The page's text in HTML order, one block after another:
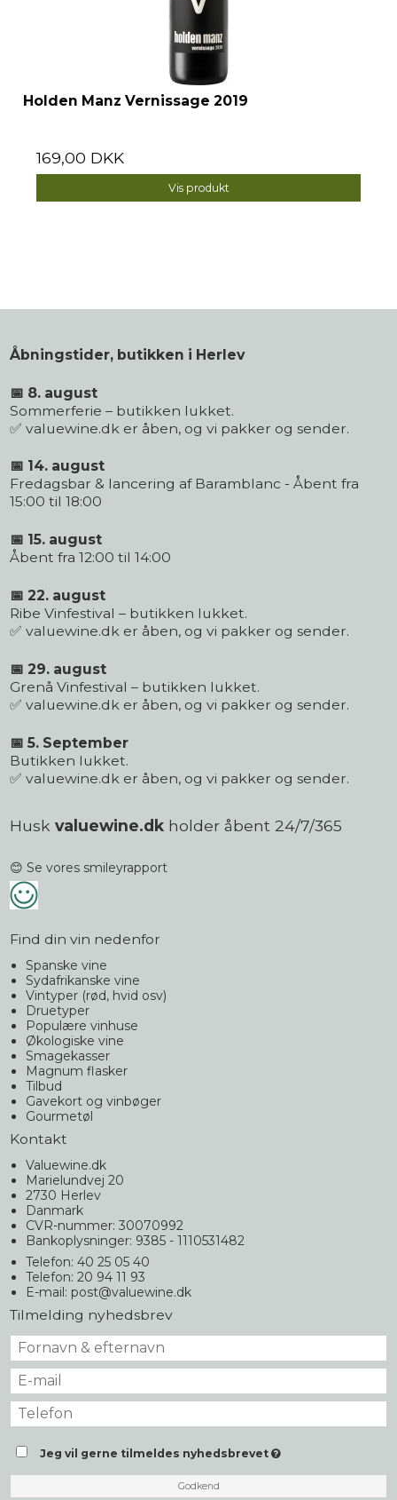
Holden Manz Vernissage 2019
169,00 DKK
Vis produkt
Åbningstider, butikken i Herlev
📅 8. august
Sommerferie – butikken lukket.
✅ valuewine.dk er åben, og vi pakker og sender.
📅 14. august
Fredagsbar & lancering af Baramblanc - Åbent fra
15:00 til 18:00
📅 15. august
Åbent fra 12:00 til 14:00
📅 22. august
Ribe Vinfestival – butikken lukket.
✅ valuewine.dk er åben, og vi pakker og sender.
📅 29. august
Grenå Vinfestival – butikken lukket.
✅ valuewine.dk er åben, og vi pakker og sender.
📅 5. September
Butikken lukket.
✅ valuewine.dk er åben, og vi pakker og sender.
Husk valuewine.dk holder åbent 24/7/365
😊 Se vores smileyrapport
Find din vin nedenfor
Spanske vine
Sydafrikanske vine
Vintyper (rød, hvid osv)
Druetyper
Populære vinhuse
Økologiske vine
Smagekasser
Magnum flasker
Tilbud
Gavekort og vinbøger
Gourmetøl
Kontakt
Valuewine.dk
Marielundvej 20
2730 Herlev
Danmark
CVR-nummer: 30070992
Bankoplysninger: 9385 - 1110531482
Telefon: 40 25 05 40
Telefon: 20 94 11 93
E-mail : post@valuewine.dk
Tilmelding nyhedsbrev
Jeg vil gerne tilmeldes nyhedsbrevet
Godkend